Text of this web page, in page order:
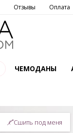
Отзывы Оплата
ЧЕМОДАНЫ
Сшить под меня